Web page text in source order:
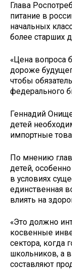
Глава
питание в
начальных
более старших
«Цена вопроса
дороже
чтобы
федерального
Геннадий
детей
импортные
По мнению
детей,
в условиях
единственная
влиять на
«Это должно
косвенные
сектора, когда
школьников, а
составляют